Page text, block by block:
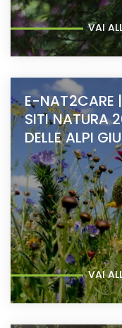
VAI
E-NAT2CARE |
SITI NATURA
DELLE ALPI
VAI